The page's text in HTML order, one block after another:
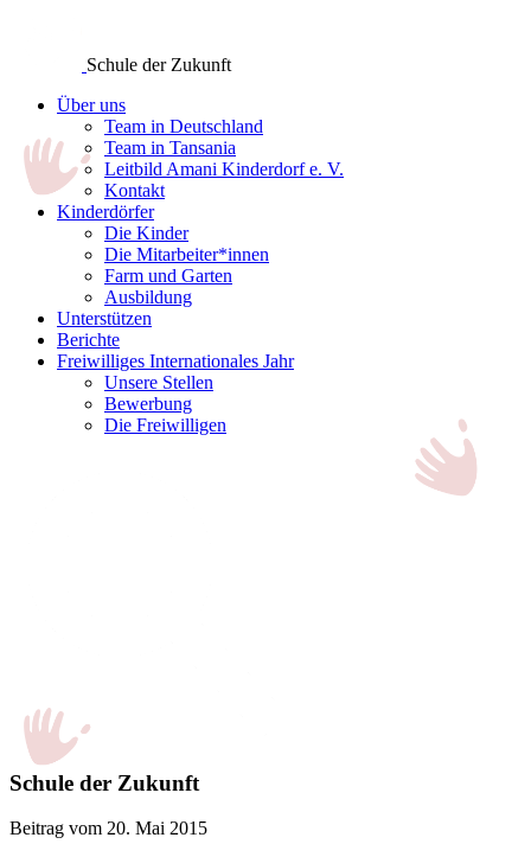
Schule der Zukunft
Über uns
Team in Deutschland
Team in Tansania
Leitbild Amani Kinderdorf e. V.
Kontakt
Kinderdörfer
Die Kinder
Die Mitarbeiter*innen
Farm und Garten
Ausbildung
Unterstützen
Berichte
Freiwilliges Internationales Jahr
Unsere Stellen
Bewerbung
Die Freiwilligen
Schule der Zukunft
Beitrag vom 20. Mai 2015